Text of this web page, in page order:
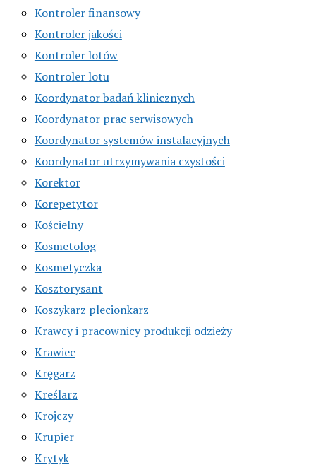
Kontroler finansowy
Kontroler jakości
Kontroler lotów
Kontroler lotu
Koordynator badań klinicznych
Koordynator prac serwisowych
Koordynator systemów instalacyjnych
Koordynator utrzymywania czystości
Korektor
Korepetytor
Kościelny
Kosmetolog
Kosmetyczka
Kosztorysant
Koszykarz plecionkarz
Krawcy i pracownicy produkcji odzieży
Krawiec
Kręgarz
Kreślarz
Krojczy
Krupier
Krytyk